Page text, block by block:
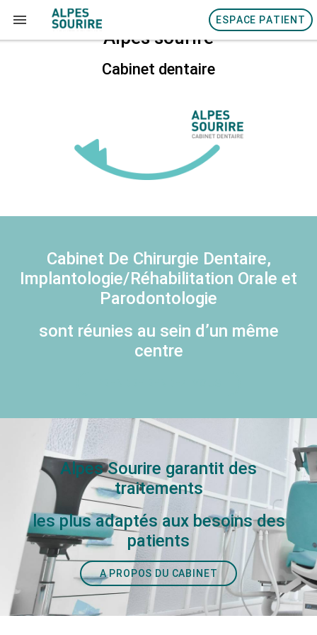
ESPACE PATIENT
Alpes sourire
Cabinet dentaire
Cabinet De Chirurgie Dentaire,
Implantologie/Réhabilitation Orale et
Parodontologie
sont réunies au sein d’un même
centre
Alpes Sourire garantit des
traitements
les plus adaptés aux besoins des
patients
A PROPOS DU CABINET